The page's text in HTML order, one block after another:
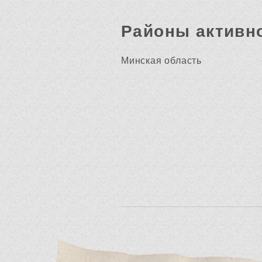
Районы
Минская область